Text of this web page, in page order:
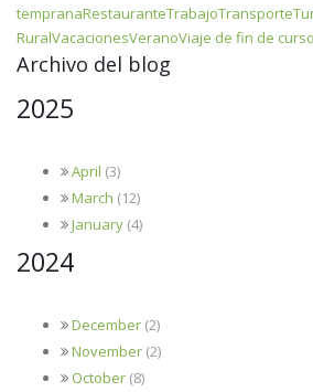
tempranaRestauranteTrabajoTransporte
RuralVacacionesVeranoViaje de fin de curso
Archivo del blog
2025
April (3)
March (12)
January (4)
2024
December (2)
November (2)
October (8)